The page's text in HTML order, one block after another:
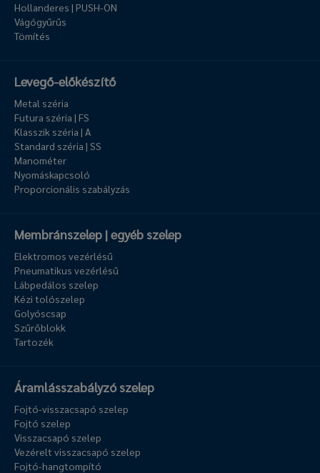
Hollanderes | PUSH-ON
Vágógyűrűs
Tömítés
Levegő-előkészítő
Metal széria
Futura széria | FS
Klasszik széria | A
Standard széria | SS
Manométer
Nyomáskapcsoló
Proporcionális szabályzás
Membránszelep | egyéb szelep
Elektromos vezérlésű
Pneumatikus vezérlésű
Lábpedálos szelep
Kézi tolószelep
Golyóscsap
Szűrőblokk
Tartozék
Áramlásszabályzó szelep
Fojtó-visszacsapó szelep
Fojtó szelep
Visszacsapó szelep
Vezérelt visszacsapó szelep
Fojtó-hangtompító